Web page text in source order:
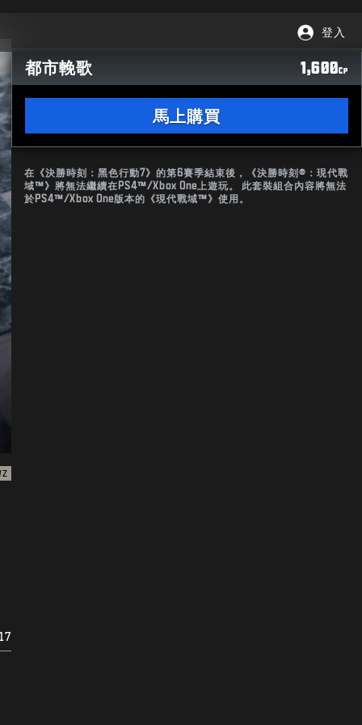
登入
都市輓歌 1,600CP
馬上購買
在《決勝時刻：黑色行動7》的第6賽季結束後，《決勝時刻®：現代戰
域™》將無法繼續在PS4™/Xbox One上遊玩。 此套裝組合內容將無法
於PS4™/Xbox One版本的《現代戰域™》使用。